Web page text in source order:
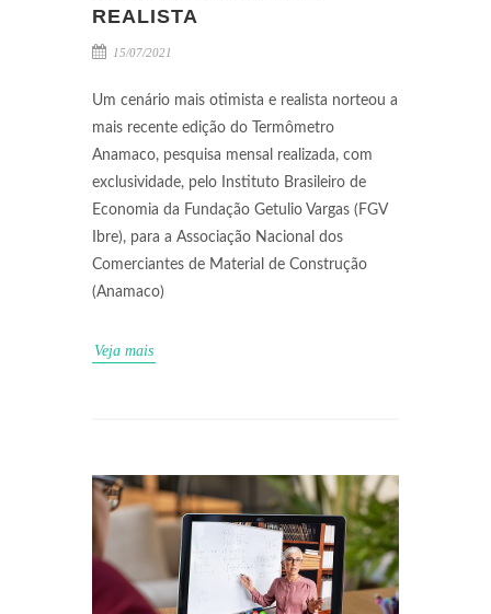
REALISTA
15/07/2021
Um cenário mais otimista e realista norteou a
mais recente edição do Termômetro
Anamaco, pesquisa mensal realizada, com
exclusividade, pelo Instituto Brasileiro de
Economia da Fundação Getulio Vargas (FGV
Ibre), para a Associação Nacional dos
Comerciantes de Material de Construção
(Anamaco)
Veja mais